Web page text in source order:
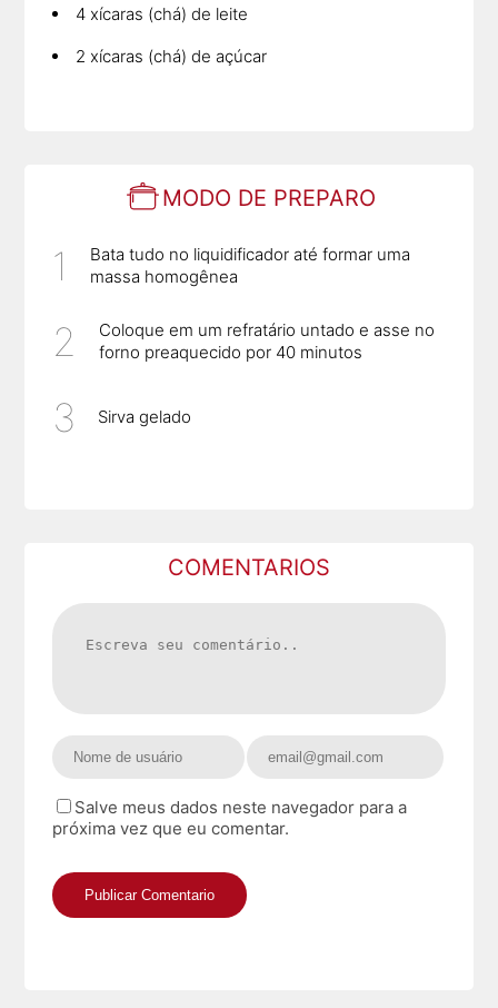
4 xícaras (chá) de leite
2 xícaras (chá) de açúcar
MODO DE PREPARO
Bata tudo no liquidificador até formar uma
massa homogênea
Coloque em um refratário untado e asse no
forno preaquecido por 40 minutos
Sirva gelado
COMENTARIOS
Salve meus dados neste navegador para a
próxima vez que eu comentar.